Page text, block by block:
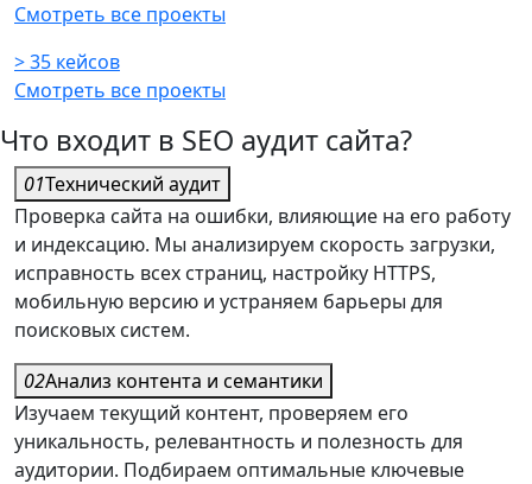
Смотреть все проекты
> 35 кейсов
Смотреть все проекты
Что входит в SEO аудит сайта?
01Технический аудит
Проверка сайта на ошибки, влияющие на его работу
и индексацию. Мы анализируем скорость загрузки,
исправность всех страниц, настройку HTTPS,
мобильную версию и устраняем барьеры для
поисковых систем.
02Анализ контента и семантики
Изучаем текущий контент, проверяем его
уникальность, релевантность и полезность для
аудитории. Подбираем оптимальные ключевые